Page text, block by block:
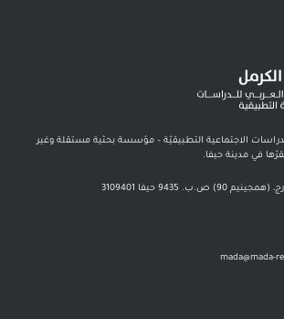
الاجتماعية التطبيقيّة – مؤسسة بحثية مستقلة وغير
ص.ب. 9435 حيفا 3109401
mada@mada-